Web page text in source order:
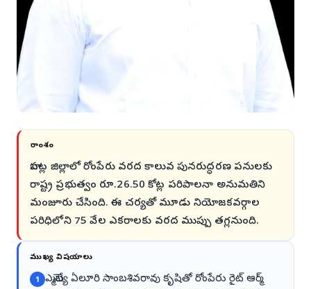
సారాంశం
బాపట్ల జిల్లాలో రోంపేరు వరద కాలువ పునరుద్ధరణ పనులకు
రాష్ట్ర ప్రభుత్వం రూ.26.50 కోట్ల పరిపాలనా అనుమతిని
మంజూరు చేసింది. ఈ చర్యతో మూడు నియోజకవర్గాల
పరిధిలోని 75 వేల ఎకరాలకు వరద ముప్పు తగ్లనుంది.
ముఖ్య విషయాలు
1 ఎమ్మెల్యే ఏలూరి సాంబశివరావు కృషితో రోంపేరు రైట్ ఆర్మ్